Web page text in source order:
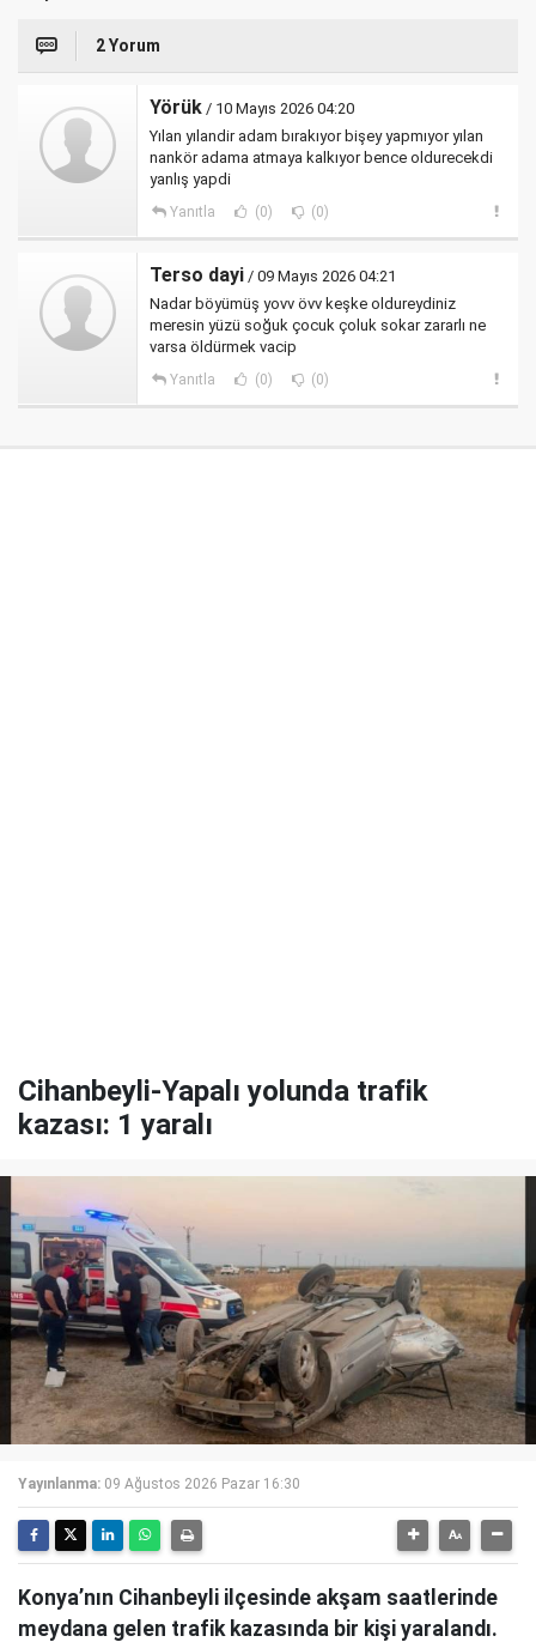
2 Yorum
Yörük / 10 Mayıs 2026 04:20
Yılan yılandir adam bırakıyor bişey yapmıyor yılan
nankör adama atmaya kalkıyor bence oldurecekdi
yanlış yapdi
Yanıtla (0) (0)
Terso dayi / 09 Mayıs 2026 04:21
Nadar böyümüş yovv övv keşke oldureydiniz
meresin yüzü soğuk çocuk çoluk sokar zararlı ne
varsa öldürmek vacip
Yanıtla (0) (0)
Cihanbeyli-Yapalı yolunda trafik
kazası: 1 yaralı
Yayınlanma: 09 Ağustos 2026 Pazar 16:30
Konya’nın Cihanbeyli ilçesinde akşam saatlerinde
meydana gelen trafik kazasında bir kişi yaralandı.